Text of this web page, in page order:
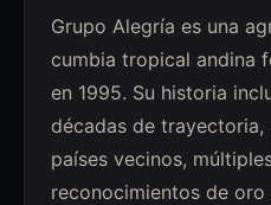
Grupo Alegría es una
cumbia tropical andina
en 1995. Su historia
décadas de trayectoria,
países vecinos,
reconocimientos de